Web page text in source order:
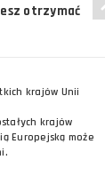
otrzymać
krajów Unii
krajów
Europejską może